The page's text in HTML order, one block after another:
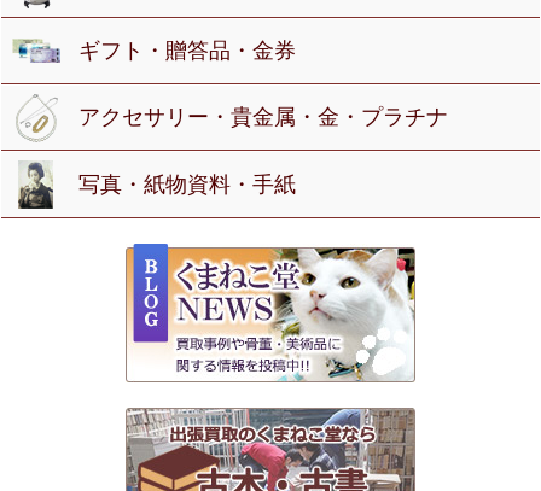
ギフト・贈答品・金券
アクセサリー・貴金属・金・プラチナ
写真・紙物資料・手紙